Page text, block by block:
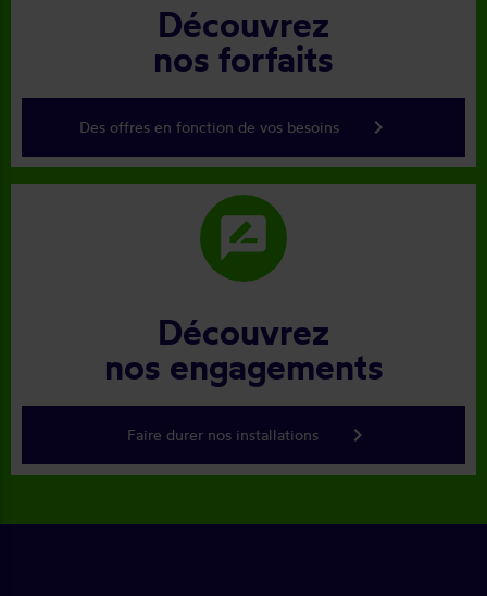
Découvrez
nos forfaits
Des offres en fonction de vos besoins keyboard_arrow_right
rate_review
Découvrez
nos engagements
Faire durer nos installations keyboard_arrow_right